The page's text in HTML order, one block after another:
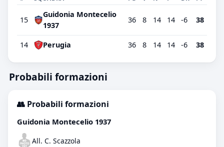
15
Guidonia Montecelio
1937
36 8 14 14 -6 38
14 Perugia 36 8 14 14 -6 38
Probabili formazioni
👥 Probabili formazioni
Guidonia Montecelio 1937
All. C. Scazzola